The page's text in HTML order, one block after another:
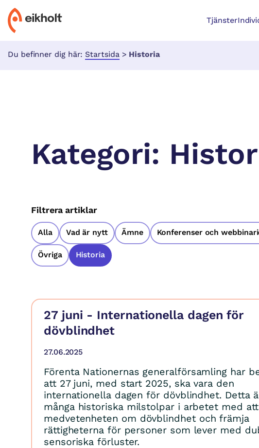
Tjänster
Du befinner dig här: Startsida > Historia
Kategori:
Filtrera artiklar
Alla Vad är nytt Ämne Konferenser och
Övriga Historia
27 juni - Internationella dagen för
dövblindhet
27.06.2025
Förenta Nationernas generalförsamling har
att 27 juni, med start 2025, ska vara den
internationella dagen för dövblindhet. Detta
många historiska milstolpar i arbetet med
medvetenheten om dövblindhet och främja
rättigheterna för personer som lever med
sensoriska förluster.